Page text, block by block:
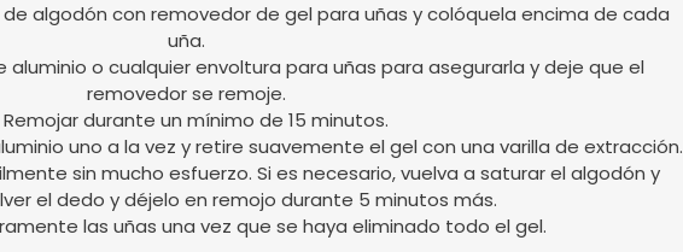
algodón con removedor de gel para uñas y colóquela encima de cada
uña.
aluminio o cualquier envoltura para uñas para asegurarla y deje que el
removedor se remoje.
Remojar durante un mínimo de 15 minutos.
uno a la vez y retire suavemente el gel con una varilla de extracción.
sin mucho esfuerzo. Si es necesario, vuelva a saturar el algodón y
el dedo y déjelo en remojo durante 5 minutos más.
las uñas una vez que se haya eliminado todo el gel.